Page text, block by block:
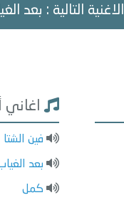
الاغنية التالية : بعد
اغاني
فين الشتا
بعد
كمل